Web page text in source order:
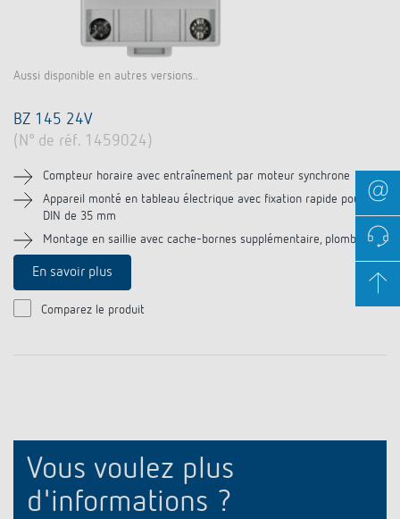
Aussi disponible en autres versions..
BZ 145 24V
(N° de réf. 1459024)
Compteur horaire avec entraînement par moteur synchrone
Appareil monté en tableau électrique avec fixation rapide pour rail
DIN de 35 mm
Montage en saillie avec cache-bornes supplémentaire, plombable
En savoir plus
Comparez le produit
Vous voulez plus
d'informations ?